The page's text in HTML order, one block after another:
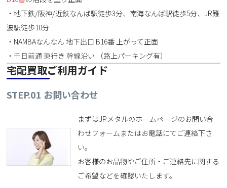
・地下鉄/阪神/近鉄なんば駅徒歩3分、南海なんば駅徒歩5分、JR難
波駅徒歩10分
・NAMBAなんなん 地下出口 B16番 上がって正面
・千日前通 東行き 幹線沿い （路上パーキング有）
宅配買取ご利用ガイド
STEP.01 お問い合わせ
まずはJPメタルのホームページのお問い合
わせフォームまたはお電話にてご連絡下さ
い。
お客様のお品物やご住所・ご連絡先に関する
ご希望などを確認いたします。